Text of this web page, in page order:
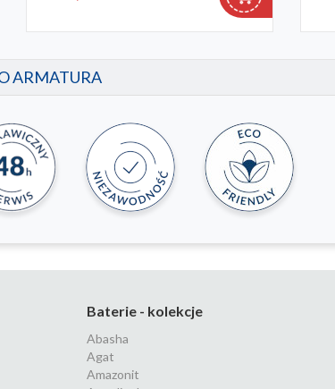
ARMATURA
Baterie - kolekcje
Abasha
Agat
Amazonit